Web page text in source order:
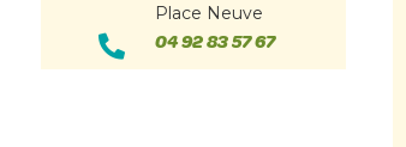
Place Neuve
 04 92 83 57 67